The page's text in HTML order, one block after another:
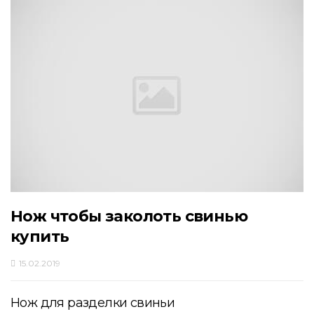
Нож чтобы заколоть свинью
купить
15.02.2019
Нож для разделки свиньи